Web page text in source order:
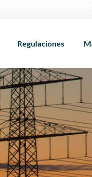
Regulaciones